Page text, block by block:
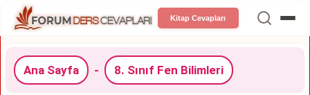
Kitap Cevapları
Ana Sayfa - 8. Sınıf Fen Bilimleri